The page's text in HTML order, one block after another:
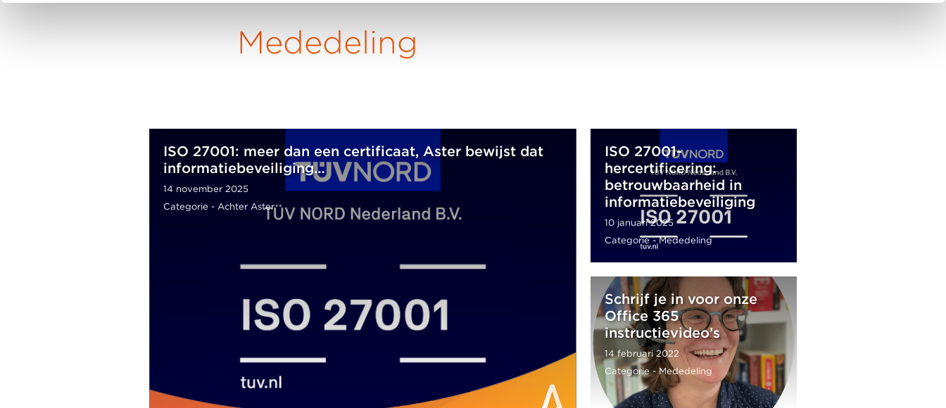
Mededeling
ISO 27001: meer dan een certificaat, Aster bewijst dat
informatiebeveiliging…
14 november 2025
Categorie - Achter Aster
ISO 27001-
hercertificering:
betrouwbaarheid in
informatiebeveiliging
10 januari 2025
Categorie - Mededeling
Schrijf je in voor onze
Office 365
instructievideo’s
14 februari 2022
Categorie - Mededeling